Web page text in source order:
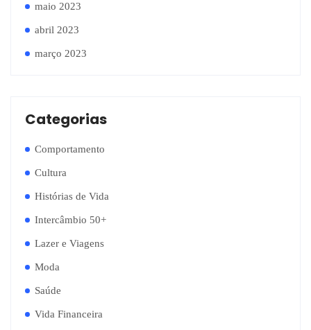
maio 2023
abril 2023
março 2023
Categorias
Comportamento
Cultura
Histórias de Vida
Intercâmbio 50+
Lazer e Viagens
Moda
Saúde
Vida Financeira